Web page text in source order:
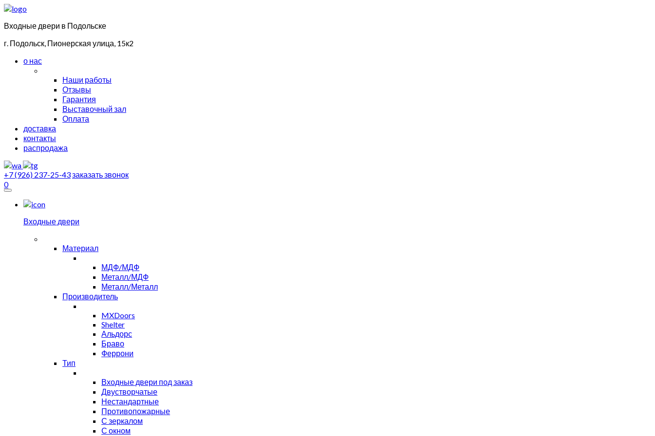
Входные двери в Подольске
г. Подольск, Пионерская улица, 15к2
о нас
Наши работы
Отзывы
Гарантия
Выставочный зал
Оплата
доставка
контакты
распродажа
+7 (926) 237-25-43заказать звонок
0
Входные двери
Материал
МДФ/МДФ
Металл/МДФ
Металл/Металл
Производитель
MXDoors
Shelter
Альдорс
Браво
Феррони
Тип
Входные двери под заказ
Двустворчатые
Нестандартные
Противопожарные
С зеркалом
С окном